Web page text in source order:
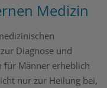
Medizin
Diagnose und
für Männer erheblich
nur zur Heilung bei,